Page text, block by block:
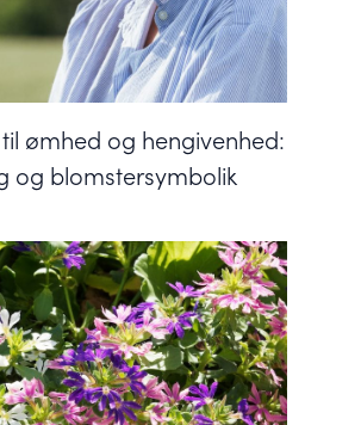
ømhed og hengivenhed:
og blomstersymbolik